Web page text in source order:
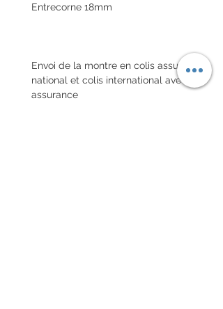
Entrecorne 18mm
Envoi de la montre en colis assuré
national et colis international avec
assurance